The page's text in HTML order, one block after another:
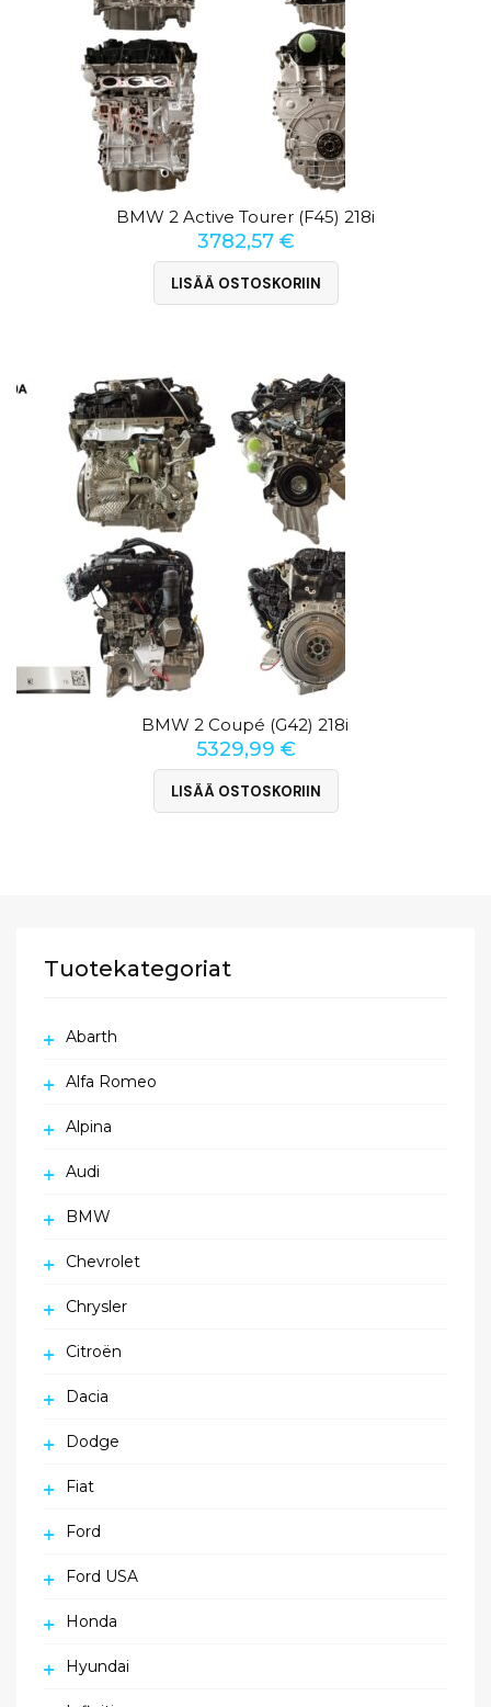
BMW 2 Active Tourer (F45) 218i
3782,57 €
LISÄÄ OSTOSKORIIN
BMW 2 Coupé (G42) 218i
5329,99 €
LISÄÄ OSTOSKORIIN
Tuotekategoriat
Abarth
Alfa Romeo
Alpina
Audi
BMW
Chevrolet
Chrysler
Citroën
Dacia
Dodge
Fiat
Ford
Ford USA
Honda
Hyundai